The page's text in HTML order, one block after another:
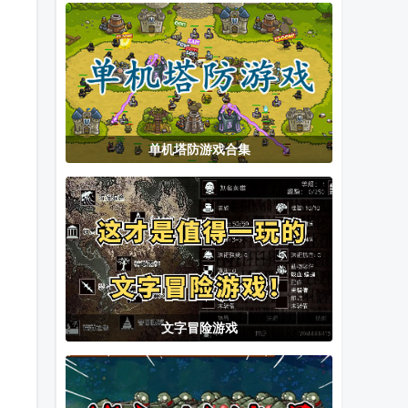
抽象版手机版
(taptap测试
版)
金币版
单机塔防游戏合集
文字冒险游戏